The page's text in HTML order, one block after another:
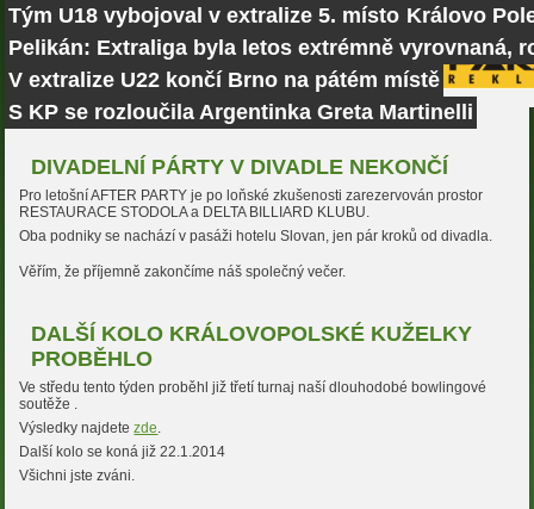
Tým U18 vybojoval v extralize 5. místo Královo
Pelikán: Extraliga byla letos extrémně vyrovnaná,
V extralize U22 končí Brno na pátém místě
S KP se rozloučila Argentinka Greta Martinelli
DIVADELNÍ PÁRTY V DIVADLE NEKONČÍ
Pro letošní AFTER PARTY je po loňské zkušenosti zarezervován prostor
RESTAURACE STODOLA a DELTA BILLIARD KLUBU.
Oba podniky se nachází v pasáži hotelu Slovan, jen pár kroků od divadla.
Věřím, že příjemně zakončíme náš společný večer.
DALŠÍ KOLO KRÁLOVOPOLSKÉ KUŽELKY
PROBĚHLO
Ve středu tento týden proběhl již třetí turnaj naší dlouhodobé bowlingové
soutěže .
Výsledky najdetezde.
Další kolo se koná již 22.1.2014
Všichni jste zváni.